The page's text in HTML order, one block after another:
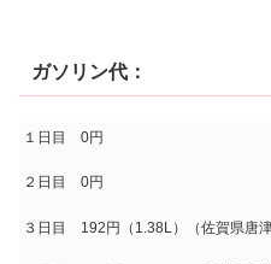
ガソリン代：
１日目 0円
２日目 0円
３日目 192円（1.38L）（佐賀県唐